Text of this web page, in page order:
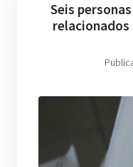
Seis
relacionados